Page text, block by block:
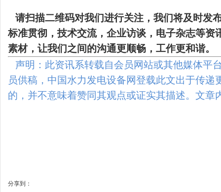
请扫描二维码对我们进行关注，我们将及时发
标准贯彻，技术交流，企业访谈，电子杂志等资
素材，让我们之间的沟通更顺畅，工作更和谐。
声明：此资讯系转载自会员网站或其他媒体平
员供稿，中国水力发电设备网登载此文出于传递
的，并不意味着赞同其观点或证实其描述。文章
分享到：